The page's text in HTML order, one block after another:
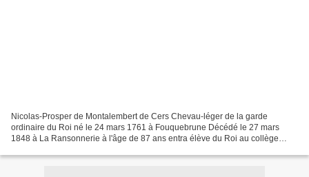
Nicolas-Prosper de Montalembert de Cers Chevau-léger de la garde
ordinaire du Roi né le 24 mars 1761 à Fouquebrune Décédé le 27 mars
1848 à La Ransonnerie à l'âge de 87 ans entra élève du Roi au collège